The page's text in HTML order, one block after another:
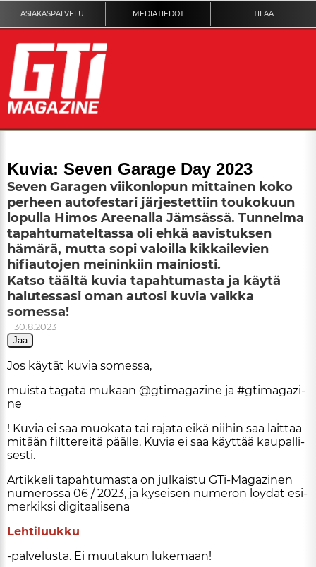
ASIAKASPALVELU MEDIATIEDOT TILAA
DIGILEHTI
KUVAT
KILPAILUT
TEKNIIKKA
ARTIKKELIT
Kuvia: Seven Garage Day 2023
Seven Garagen viikonlopun mittainen koko
perheen autofestari järjestettiin toukokuun
lopulla Himos Areenalla Jämsässä. Tunnelma
tapah­tu­ma­tel­tassa oli ehkä aavistuksen
hämärä, mutta sopi valoilla kikkailevien
hifiautojen meininkiin mainiosti.
Katso täältä kuvia tapahtumasta ja käytä
halutessasi oman autosi kuvia vaikka
somessa!
30.8.2023
Jaa
Jos käy­tät ku­via so­mes­sa,
muis­ta tä­gä­tä mu­kaan @gti­ma­ga­zi­ne ja #gti­ma­ga­zi­
ne
! Ku­via ei saa muo­ka­ta tai ra­ja­ta ei­kä nii­hin saa lait­taa
mi­tään filt­te­rei­tä pääl­le. Ku­via ei saa käyt­tää kau­pal­li­
ses­ti.
Ar­tik­ke­li ta­pah­tu­mas­ta on jul­kais­tu GTi-Ma­ga­zi­nen
nu­me­ros­sa 06 / 2023, ja ky­sei­sen nu­me­ron löy­dät esi­
mer­kik­si di­gi­taa­li­se­na
Leh­ti­luuk­ku
-pal­ve­lus­ta. Ei muu­ta­kun lu­ke­maan!